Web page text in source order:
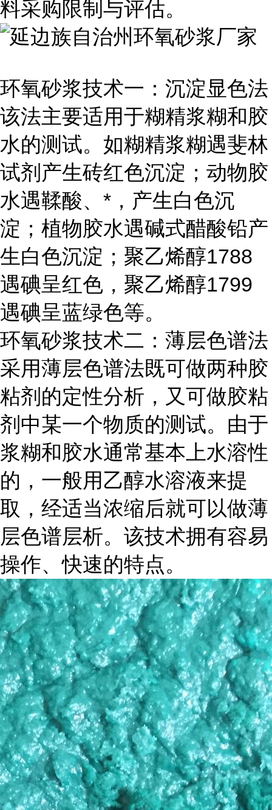
料采购限制与评估。
环氧砂浆技术一：沉淀显色法
该法主要适用于糊精浆糊和胶
水的测试。如糊精浆糊遇斐林
试剂产生砖红色沉淀；动物胶
水遇鞣酸、*，产生白色沉
淀；植物胶水遇碱式醋酸铅产
生白色沉淀；聚乙烯醇1788
遇碘呈红色，聚乙烯醇1799
遇碘呈蓝绿色等。
环氧砂浆技术二：薄层色谱法
采用薄层色谱法既可做两种胶
粘剂的定性分析，又可做胶粘
剂中某一个物质的测试。由于
浆糊和胶水通常基本上水溶性
的，一般用乙醇水溶液来提
取，经适当浓缩后就可以做薄
层色谱层析。该技术拥有容易
操作、快速的特点。